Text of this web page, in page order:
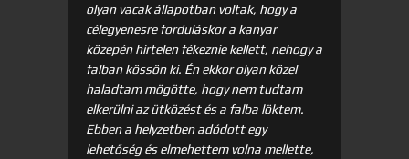
olyan vacak állapotban voltak, hogy a
célegyenesre forduláskor a kanyar
közepén hirtelen fékeznie kellett, nehogy a
falban kössön ki. Én ekkor olyan közel
haladtam mögötte, hogy nem tudtam
elkerülni az ütközést és a falba löktem.
Ebben a helyzetben adódott egy
lehetőség és elmehettem volna mellette,